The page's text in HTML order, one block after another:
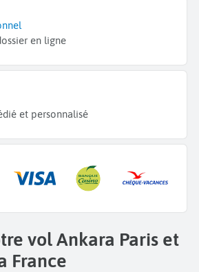
en ligne
et personnalisé
vol Ankara Paris et
France